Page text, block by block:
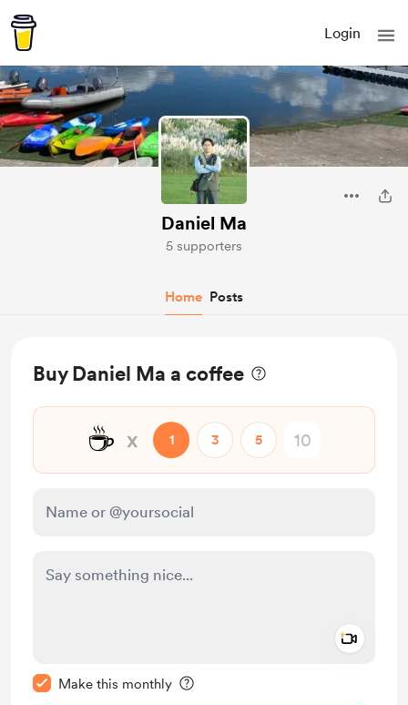
Login
Daniel Ma
5 supporters
Home Posts
Buy Daniel Ma a coffee
☕ x 1 3 5
Make this monthly